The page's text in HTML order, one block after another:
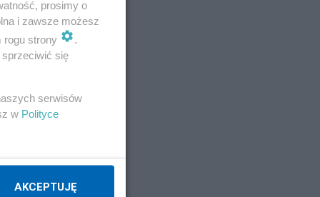
prosimy o
i zawsze możesz
rogu strony
.
się
serwisów
w Polityce
AKCEPTUJĘ